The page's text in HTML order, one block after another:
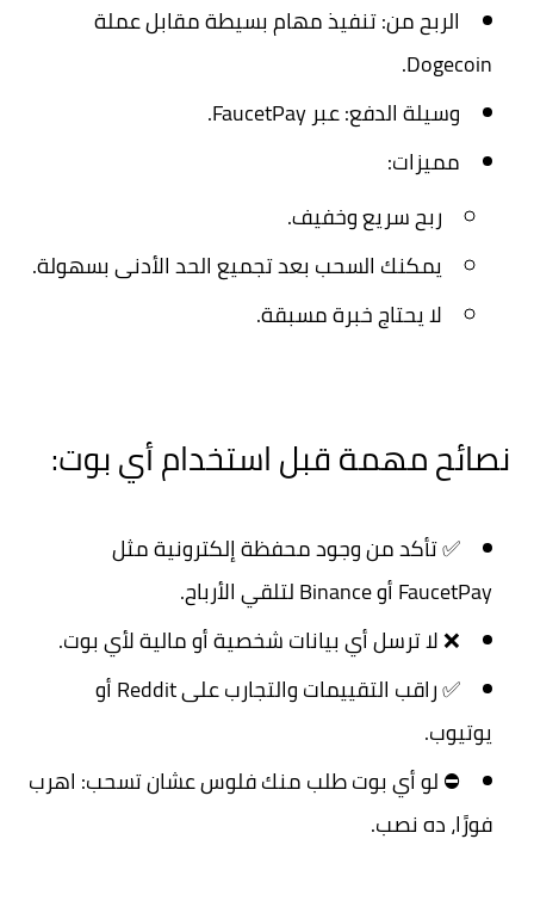
الربح من:تنفيذ مهام بسيطة مقابل عملة
Dogecoin.
وسيلة الدفع:عبر FaucetPay.
مميزات:
ربح سريع وخفيف.
يمكنك السحب بعد تجميع الحد الأدنى بسهولة.
لا يحتاج خبرة مسبقة.
نصائح مهمة قبل استخدام أي بوت:
✅ تأكد من وجودمحفظة إلكترونيةمثل
FaucetPay أو Binance لتلقي الأرباح.
❌ لا ترسل أي بيانات شخصية أو مالية لأي بوت.
✅ راقب التقييمات والتجارب على Reddit أو
يوتيوب.
⛔ لو أي بوت طلب منك فلوس عشان تسحب: اهرب
فورًا، ده نصب.